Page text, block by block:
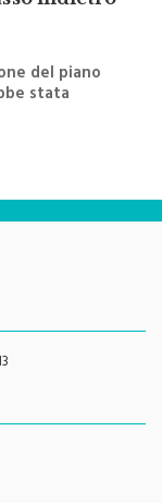
del piano
stata